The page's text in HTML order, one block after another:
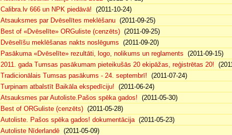
Calibra.lv 666 un NPK piedāvā! (2011-10-24)
Atsauksmes par Dvēselītes meklēšanu (2011-09-25)
Best of «Dvēselīte» ORGuliste (cenzēts) (2011-09-25)
Dvēselīšu meklēšanas nakts noslēgums (2011-09-20)
Pasākuma «Dvēselīte» rezultāti, logo, nolikums un reglaments (2011-09-15)
2011. gada Tumsas pasākumam pieteikušās 20 ekipāžas, reģistrētas 20!
Tradicionālais Tumsas pasākums - 24. septembrī! (2011-07-24)
Turpinam atbalstīt Baikāla ekspedīciju! (2011-06-24)
Atsauksmes par Autoliste.Pašos spēka gados! (2011-05-30)
Best of ORGuliste (cenzēts) (2011-05-28)
Autoliste. Pašos spēka gados! dokumentācija(2011-05-23)
Autoliste Nīderlandē (2011-05-09)